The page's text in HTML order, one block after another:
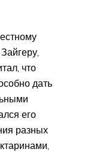
что
дать
его
разных